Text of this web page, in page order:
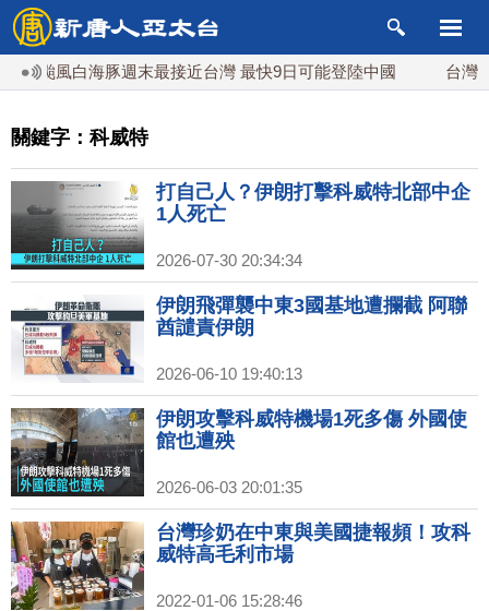
颱風白海豚週末最接近台灣 最快9日可能登陸中國 台灣漢
關鍵字：科威特
打自己人？伊朗打擊科威特北部中企
1人死亡
2026-07-30 20:34:34
伊朗飛彈襲中東3國基地遭攔截 阿聯
酋譴責伊朗
2026-06-10 19:40:13
伊朗攻擊科威特機場1死多傷 外國使
館也遭殃
2026-06-03 20:01:35
台灣珍奶在中東與美國捷報頻！攻科
威特高毛利市場
2022-01-06 15:28:46